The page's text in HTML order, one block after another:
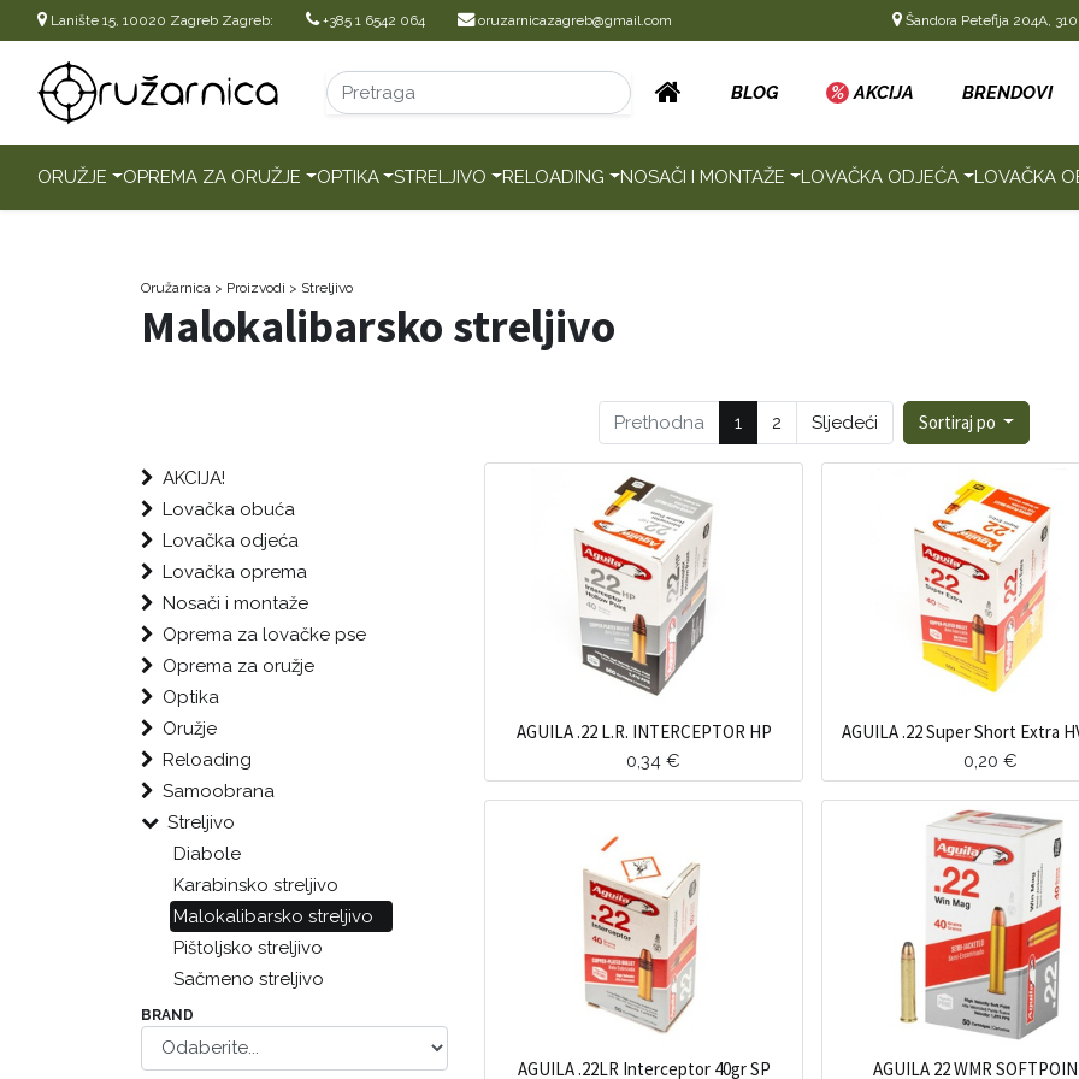
Lanište 15, 10020 Zagreb Zagreb: +385 1 6542 064 oruzarnicazagreb@gmail.com Šandora Petefija 204A,
BLOG % AKCIJA BRENDOVI
ORUŽJE OPREMA ZA ORUŽJE OPTIKA STRELJIVO RELOADING NOSAČI I MONTAŽE LOVAČKA ODJEĆA LOVAČKA
Oružarnica > Proizvodi > Streljivo
Malokalibarsko streljivo
Prethodna 1 2 Sljedeći Sortiraj po
AKCIJA!
Lovačka obuća
Lovačka odjeća
Lovačka oprema
Nosači i montaže
Oprema za lovačke pse
Oprema za oružje
Optika
Oružje
Reloading
Samoobrana
Streljivo
Diabole
Karabinsko streljivo
Malokalibarsko streljivo
Pištoljsko streljivo
Sačmeno streljivo
BRAND
AGUILA .22 L.R. INTERCEPTOR HP
0,34€
AGUILA .22 Super Short Extra
0,20 €
AGUILA .22LR Interceptor 40gr SP AGUILA 22 WMR